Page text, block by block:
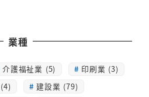
業種
介護福祉業 (5)
印刷業 (3)
建設業 (79)